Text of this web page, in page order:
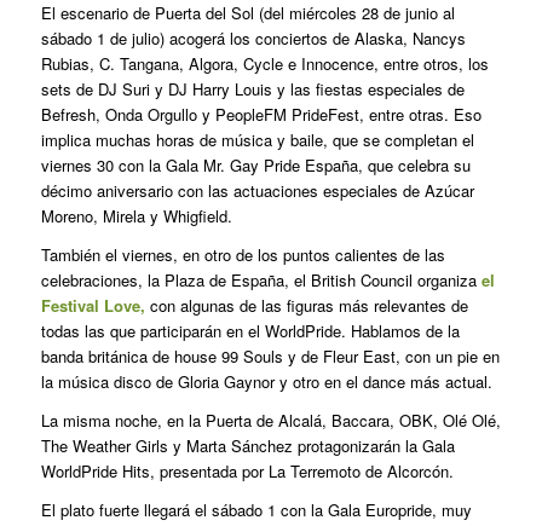
El escenario de Puerta del Sol (del miércoles 28 de junio al
sábado 1 de julio) acogerá los conciertos de Alaska, Nancys
Rubias, C. Tangana, Algora, Cycle e Innocence, entre otros, los
sets de DJ Suri y DJ Harry Louis y las fiestas especiales de
Befresh, Onda Orgullo y PeopleFM PrideFest, entre otras. Eso
implica muchas horas de música y baile, que se completan el
viernes 30 con la Gala Mr. Gay Pride España, que celebra su
décimo aniversario con las actuaciones especiales de Azúcar
Moreno, Mirela y Whigfield.
También el viernes, en otro de los puntos calientes de las
celebraciones, la Plaza de España, el British Council organiza el
Festival Love, con algunas de las figuras más relevantes de
todas las que participarán en el WorldPride. Hablamos de la
banda británica de house 99 Souls y de Fleur East, con un pie en
la música disco de Gloria Gaynor y otro en el dance más actual.
La misma noche, en la Puerta de Alcalá, Baccara, OBK, Olé Olé,
The Weather Girls y Marta Sánchez protagonizarán la Gala
WorldPride Hits, presentada por La Terremoto de Alcorcón.
El plato fuerte llegará el sábado 1 con la Gala Europride, muy